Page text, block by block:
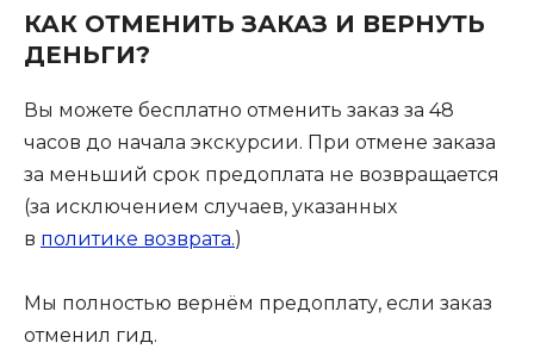
КАК ОТМЕНИТЬ ЗАКАЗ И ВЕРНУТЬ
ДЕНЬГИ?
Вы можете бесплатно отменить заказ за 48
часов до начала экскурсии. При отмене заказа
за меньший срок предоплата не возвращается
(за исключением случаев, указанных
в политике возврата.)
Мы полностью вернём предоплату, если заказ
отменил гид.